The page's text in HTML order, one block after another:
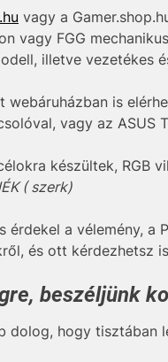
vagy a
vagy FGG
illetve vezetékes
webáruházban is
vagy az ASUS
készültek, RGB
( szerk)
érdekel a vélemény, a
és ott kérdezhetsz
beszéljünk
dolog, hogy tisztában